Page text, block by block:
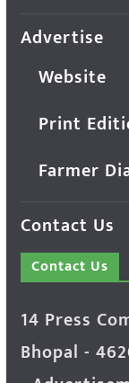
Advertise
Website
Print
Farmer
Contact Us
Contact Us
14 Press
Bhopal -